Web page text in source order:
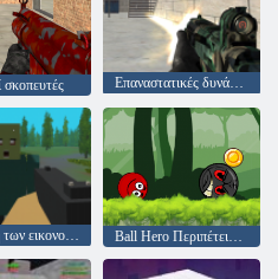
σκοπευτές Επαναστατικές δυνάμεις
Επιβίωση των εικονοστοιχείων Ball Hero Περιπέτεια: Κόκκινη μπάλα αναπήδησης